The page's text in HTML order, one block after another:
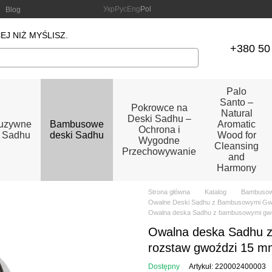
Blog Укр РусEng Pol
NIŻ MYŚLISZ.
+380
Bambusowe
deski Sadhu
Pokrowce na
Deski Sadhu –
Ochrona i
Wygodne
Przechowywanie
Palo
Santo –
Natural
Aromatic
Wood for
Cleansing
and
Harmony
Strona główna Katalog
Owalne Deski Sadhu z Bambusowymi
Owalna deska Sadhu z bambusowymi
Owalna deska Sadhu
rozstaw gwoździ 15
Dostępny Artykuł: 220002400003